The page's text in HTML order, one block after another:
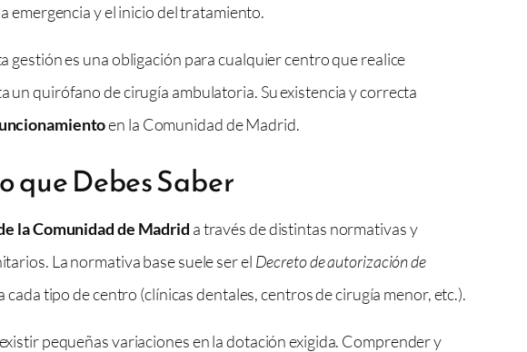
emergencia y el inicio del tratamiento.
es una obligación para cualquier centro que realice
un quirófano de cirugía ambulatoria. Su existencia y correcta
en la Comunidad de Madrid.
que Debes Saber
la Comunidad de Madrid a través de distintas normativas y
La normativa base suele ser el Decreto de autorización de
tipo de centro (clínicas dentales, centros de cirugía menor, etc.).
pequeñas variaciones en la dotación exigida. Comprender y